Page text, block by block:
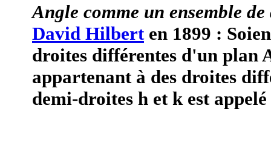
Angle comme un ensemble
David Hilberten 1899 :
droites différentes d'un plan
appartenant à des droites
demi-droites h et k est